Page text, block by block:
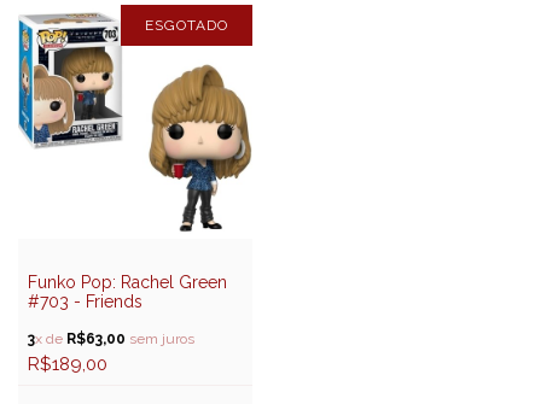
ESGOTADO
Funko Pop: Rachel Green
#703 - Friends
3x de R$63,00 sem juros
R$189,00